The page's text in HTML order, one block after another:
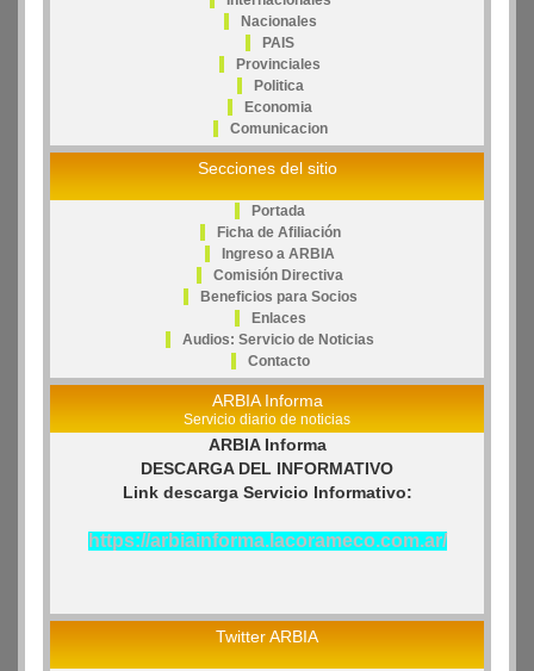
Nacionales
PAIS
Provinciales
Politica
Economia
Comunicacion
Secciones del sitio
Portada
Ficha de Afiliación
Ingreso a ARBIA
Comisión Directiva
Beneficios para Socios
Enlaces
Audios: Servicio de Noticias
Contacto
ARBIA Informa
Servicio diario de noticias
ARBIA Informa
DESCARGA DEL INFORMATIVO
Link descarga Servicio Informativo:
https://arbiainforma.lacorameco.com.ar/
Twitter ARBIA